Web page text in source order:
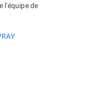
l'équipe de